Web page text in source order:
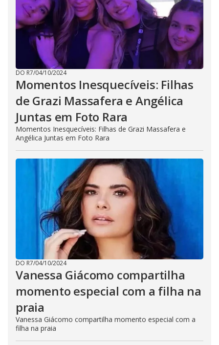
DO R7/04/10/2024
Momentos Inesquecíveis: Filhas
de Grazi Massafera e Angélica
Juntas em Foto Rara
Momentos Inesquecíveis: Filhas de Grazi Massafera e
Angélica Juntas em Foto Rara
DO R7/04/10/2024
Vanessa Giácomo compartilha
momento especial com a filha na
praia
Vanessa Giácomo compartilha momento especial com a
filha na praia